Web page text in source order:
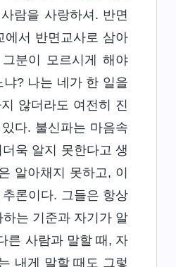
람을 사랑하셔. 반면
에서 반면교사로 삼아
분이 모르시게 해야
? 나는 네가 한 일을
않더라도 여전히 진
다. 불신파는 마음속
욱 알지 못한다고 생
알아채지 못하고, 이
론이다. 그들은 항상
는 기준과 자기가 알
른 사람과 말할 때, 자
내게 말할 때도 그렇